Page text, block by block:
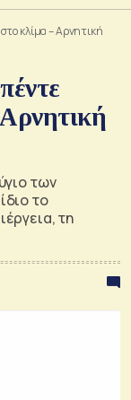
κλίμα – Αρνητική
των
το
τη